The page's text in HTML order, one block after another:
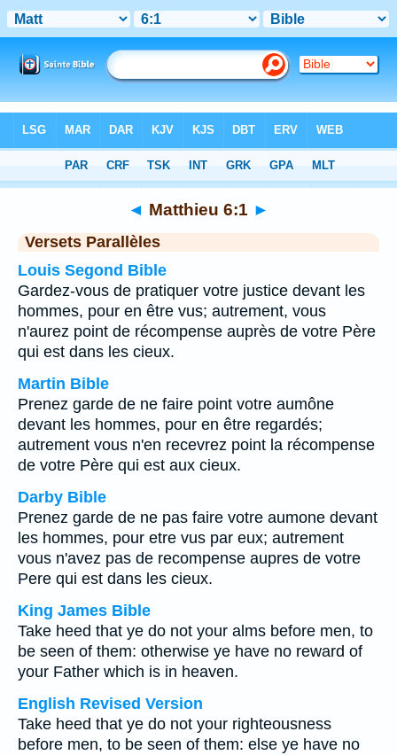
Chapitre 6 > Verset 1
◄ Matthieu 6:1 ►
Versets Parallèles
Louis Segond Bible
Gardez-vous de pratiquer votre justice devant les
hommes, pour en être vus; autrement, vous
n'aurez point de récompense auprès de votre Père
qui est dans les cieux.
Martin Bible
Prenez garde de ne faire point votre aumône
devant les hommes, pour en être regardés;
autrement vous n'en recevrez point la récompense
de votre Père qui est aux cieux.
Darby Bible
Prenez garde de ne pas faire votre aumone devant
les hommes, pour etre vus par eux; autrement
vous n'avez pas de recompense aupres de votre
Pere qui est dans les cieux.
King James Bible
Take heed that ye do not your alms before men, to
be seen of them: otherwise ye have no reward of
your Father which is in heaven.
English Revised Version
Take heed that ye do not your righteousness
before men, to be seen of them: else ye have no